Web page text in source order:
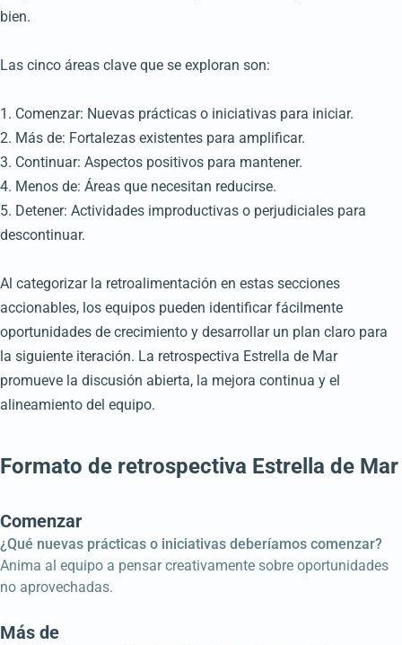
bien.
Las cinco áreas clave que se exploran son:
1. Comenzar: Nuevas prácticas o iniciativas para iniciar.
2. Más de: Fortalezas existentes para amplificar.
3. Continuar: Aspectos positivos para mantener.
4. Menos de: Áreas que necesitan reducirse.
5. Detener: Actividades improductivas o perjudiciales para
descontinuar.
Al categorizar la retroalimentación en estas secciones
accionables, los equipos pueden identificar fácilmente
oportunidades de crecimiento y desarrollar un plan claro para
la siguiente iteración. La retrospectiva Estrella de Mar
promueve la discusión abierta, la mejora continua y el
alineamiento del equipo.
Formato de retrospectiva Estrella de Mar
Comenzar
¿Qué nuevas prácticas o iniciativas deberíamos comenzar?
Anima al equipo a pensar creativamente sobre oportunidades
no aprovechadas.
Más de